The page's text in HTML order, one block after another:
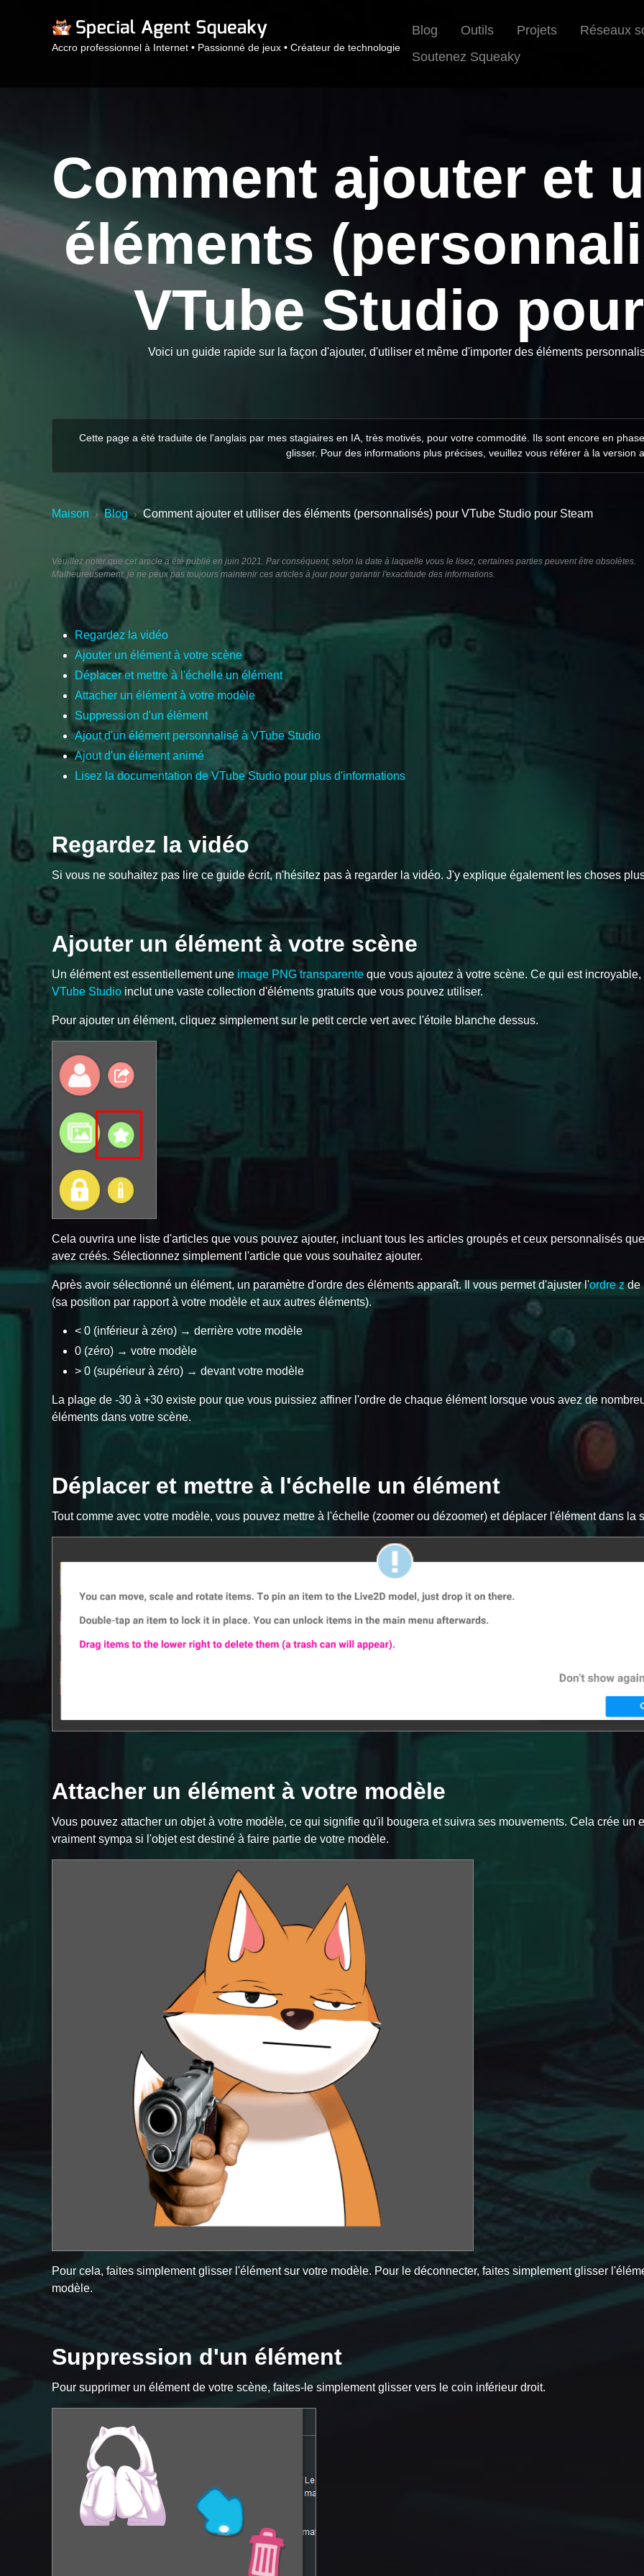
Accro professionnel à Internet • Passionné de jeux • Créateur de technologie
Blog Outils Projets
Réseaux
Soutenez Squeaky
Comment ajouter et
éléments
VTube Studio
Voici un guide rapide sur la façon d'ajouter, d'utiliser et même d'importer des éléments
Cette page a été traduite de l'anglais par mes stagiaires en IA, très motivés, pour votre commodité. Ils sont encore en
glisser. Pour des informations plus précises, veuillez vous référer à la version
Maison › Blog › Comment ajouter et utiliser des éléments (personnalisés) pour VTube Studio pour Steam
Veuillez noter que cet article a été publié en juin 2021. Par conséquent, selon la date à laquelle vous le lisez, certaines parties peuvent être obsolètes.
Malheureusement, je ne peux pas toujours maintenir ces articles à jour pour garantir l'exactitude des informations.
Regardez la vidéo
Ajouter un élément à votre scène
Déplacer et mettre à l'échelle un élément
Attacher un élément à votre modèle
Suppression d'un élément
Ajout d'un élément personnalisé à VTube Studio
Ajout d'un élément animé
Lisez la documentation de VTube Studio pour plus d'informations
Regardez la vidéo
Si vous ne souhaitez pas lire ce guide écrit, n'hésitez pas à regarder la vidéo. J'y explique également les choses
Ajouter un élément à votre scène
Un élément est essentiellement une image PNG transparente que vous ajoutez à votre scène. Ce qui est incroyable,
VTube Studio inclut une vaste collection d'éléments gratuits que vous pouvez utiliser.
Pour ajouter un élément, cliquez simplement sur le petit cercle vert avec l'étoile blanche dessus.
Cela ouvrira une liste d'articles que vous pouvez ajouter, incluant tous les articles groupés et ceux personnalisés
avez créés. Sélectionnez simplement l'article que vous souhaitez ajouter.
Après avoir sélectionné un élément, un paramètre d'ordre des éléments apparaît. Il vous permet d'ajuster l'ordre zde
(sa position par rapport à votre modèle et aux autres éléments).
< 0 (inférieur à zéro) → derrière votre modèle
0 (zéro) → votre modèle
> 0 (supérieur à zéro) → devant votre modèle
La plage de -30 à +30 existe pour que vous puissiez affiner l'ordre de chaque élément lorsque vous avez de
éléments dans votre scène.
Déplacer et mettre à l'échelle un élément
Tout comme avec votre modèle, vous pouvez mettre à l'échelle (zoomer ou dézoomer) et déplacer l'élément dans la
Attacher un élément à votre modèle
Vous pouvez attacher un objet à votre modèle, ce qui signifie qu'il bougera et suivra ses mouvements. Cela crée un
vraiment sympa si l'objet est destiné à faire partie de votre modèle.
Pour cela, faites simplement glisser l'élément sur votre modèle. Pour le déconnecter, faites simplement glisser
modèle.
Suppression d'un élément
Pour supprimer un élément de votre scène, faites-le simplement glisser vers le coin inférieur droit.